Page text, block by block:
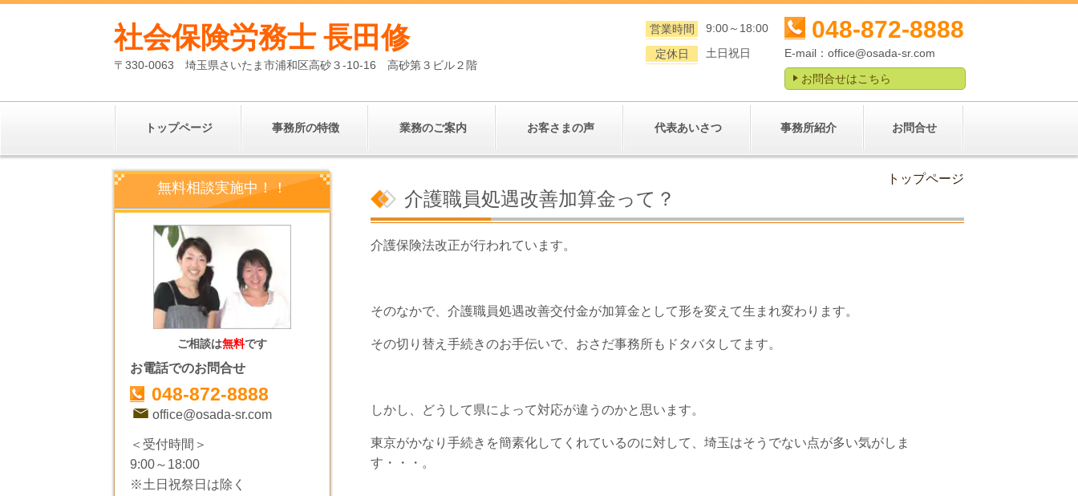
社会保険労務士 長田修
〒330-0063 埼玉県さいたま市浦和区高砂３-10-16 高砂第３ビル２階
営業時間
9:00～18:00
定休日
土日祝日
048-872-8888
E-mail： office@osada-sr.com
お問合せはこちら
トップページ 事務所の特徴 業務のご案内 お客さまの声 代表あいさつ 事務所紹介 お問合せ
トップページ
介護職員処遇改善加算金って？
介護保険法改正が行われています。
そのなかで、介護職員処遇改善交付金が加算金として形を変えて生まれ変わります。
その切り替え手続きのお手伝いで、おさだ事務所もドタバタしてます。
しかし、どうして県によって対応が違うのかと思います。
東京がかなり手続きを簡素化してくれているのに対して、埼玉はそうでない点が多い気がしま
す・・・。
無料相談実施中！！
ご相談は無料です
お電話でのお問合せ
048-872-8888
office@osada-sr.com
＜受付時間＞
9:00～18:00
※土日祝祭日は除く